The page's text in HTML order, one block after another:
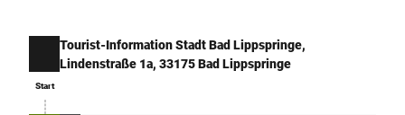
Start
Start
Tourist-Information Stadt Bad Lippspringe,
Lindenstraße 1a, 33175 Bad Lippspringe